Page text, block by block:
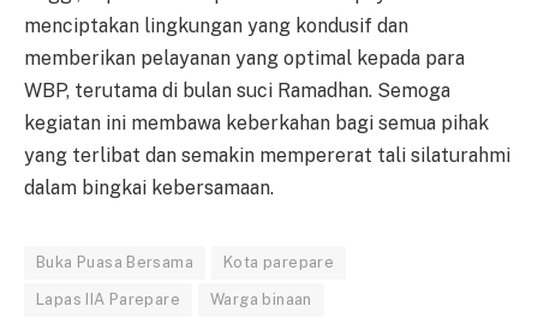
menciptakan lingkungan yang kondusif dan
memberikan pelayanan yang optimal kepada para
WBP, terutama di bulan suci Ramadhan. Semoga
kegiatan ini membawa keberkahan bagi semua pihak
yang terlibat dan semakin mempererat tali silaturahmi
dalam bingkai kebersamaan.
Buka Puasa Bersama Kota parepare
Lapas IIA Parepare Warga binaan